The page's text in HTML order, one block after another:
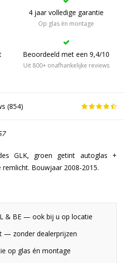
4 jaar volledige garantie
Op glas én montage
Beoordeeld met een 9,4/10
Uit 800+ onafhankelijke reviews
(854)
GLK, groen getint autoglas +
Bouwjaar 2008-2015.
& BE — ook bij u op locatie
— zonder dealerprijzen
op glas én montage